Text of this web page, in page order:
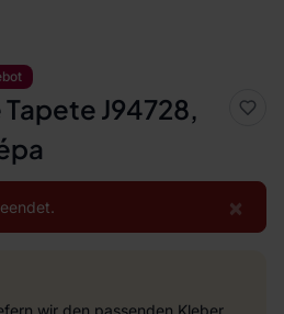
J94728,
×
wir den passenden Kleber